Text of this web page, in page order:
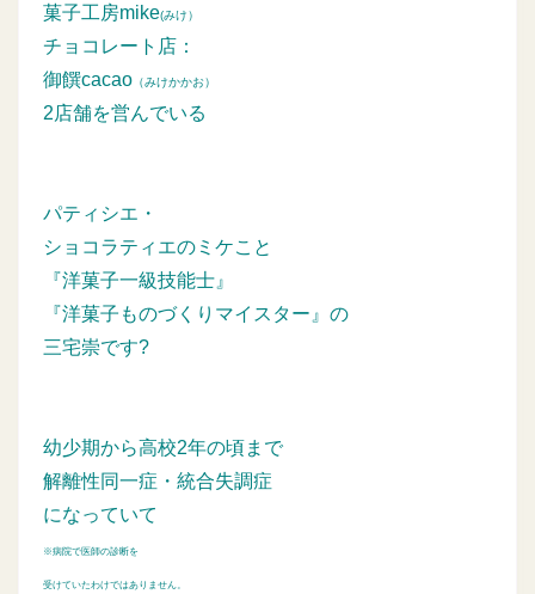
菓子工房mike(みけ）
チョコレート店：
御饌cacao （みけかかお）
2店舗を営んでいる
パティシエ・
ショコラティエのミケこと
『洋菓子一級技能士』
『洋菓子ものづくりマイスター』の
三宅崇です?
幼少期から高校2年の頃まで
解離性同一症・統合失調症
になっていて
※病院で医師の診断を
受けていたわけではありません。